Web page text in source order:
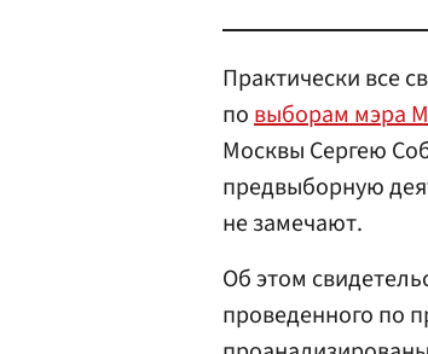
Практически все
повыборам мэра
Москвы Сергею
предвыборную
не замечают.
Об этом
проведенного по